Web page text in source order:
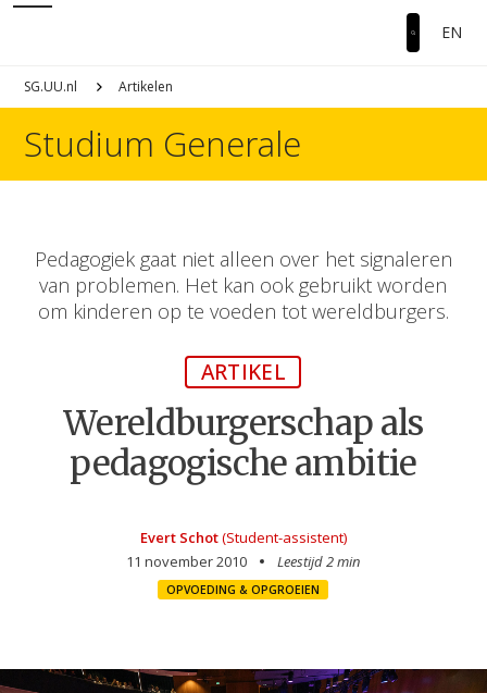
EN
SG.UU.nl Artikelen
Studium Generale
Pedagogiek gaat niet alleen over het signaleren
van problemen. Het kan ook gebruikt worden
om kinderen op te voeden tot wereldburgers.
ARTIKEL
Wereldburgerschap als
pedagogische ambitie
Evert Schot(Student-assistent)
11 november 2010
Leestijd 2 min
OPVOEDING & OPGROEIEN